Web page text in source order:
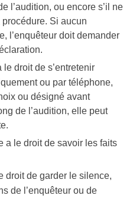
l’audition, ou encore s’il ne
Si aucun
l’enquêteur doit demander
droit de s’entretenir
ou par téléphone,
ou désigné avant
de l’audition, elle peut
a le droit de savoir les faits
droit de garder le silence,
de l’enquêteur ou de